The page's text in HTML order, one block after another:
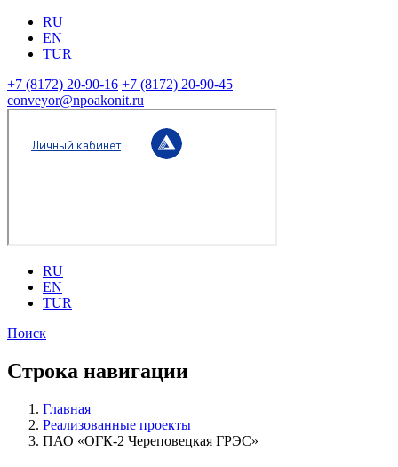
RU
EN
TUR
+7 (8172) 20-90-16 +7 (8172) 20-90-45
conveyor@npoakonit.ru
RU
EN
TUR
Поиск
Строка навигации
Главная
Реализованные проекты
ПАО «ОГК-2 Череповецкая ГРЭС»